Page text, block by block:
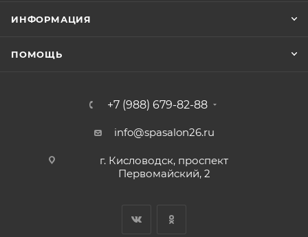
ИНФОРМАЦИЯ
ПОМОЩЬ
+7 (988) 679-82-88
info@spasalon26.ru
г. Кисловодск, проспект
Первомайский, 2